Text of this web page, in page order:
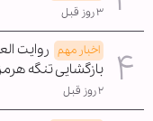
۳ روز قبل
اخبار مهم روایت
بازگشایی تنگه
۲ روز قبل